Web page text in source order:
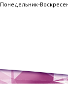
Понедельник-